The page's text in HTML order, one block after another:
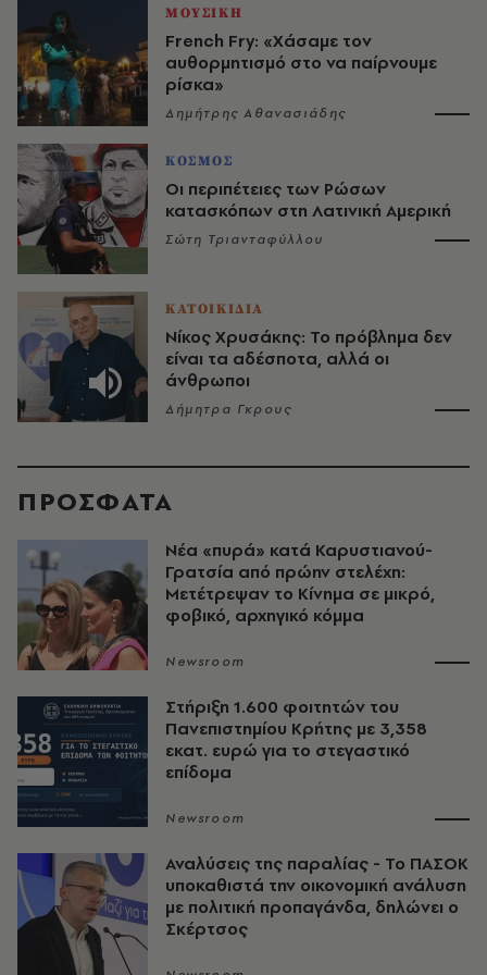
ΜΟΥΣΙΚΗ
French Fry: «Χάσαμε τον
αυθορμητισμό στο να παίρνουμε
ρίσκα»
Δημήτρης Αθανασιάδης
ΚΟΣΜΟΣ
Οι περιπέτειες των Ρώσων
κατασκόπων στη Λατινική Αμερική
Σώτη Τριανταφύλλου
ΚΑΤΟΙΚΙΔΙΑ
Νίκος Χρυσάκης: Το πρόβλημα δεν
είναι τα αδέσποτα, αλλά οι
άνθρωποι
Δήμητρα Γκρους
ΠΡΟΣΦΑΤΑ
Νέα «πυρά» κατά Καρυστιανού-
Γρατσία από πρώην στελέχη:
Μετέτρεψαν το Κίνημα σε μικρό,
φοβικό, αρχηγικό κόμμα
Newsroom
Στήριξη 1.600 φοιτητών του
Πανεπιστημίου Κρήτης με 3,358
εκατ. ευρώ για το στεγαστικό
επίδομα
Newsroom
Αναλύσεις της παραλίας - Το ΠΑΣΟΚ
υποκαθιστά την οικονομική ανάλυση
με πολιτική προπαγάνδα, δηλώνει ο
Σκέρτσος